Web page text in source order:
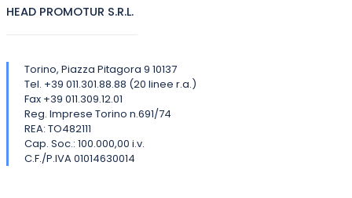
HEAD PROMOTUR S.R.L.
Torino, Piazza Pitagora 9 10137
Tel. +39 011.301.88.88 (20 linee r.a.)
Fax +39 011.309.12.01
Reg. Imprese Torino n.691/74
REA: TO482111
Cap. Soc.: 100.000,00 i.v.
C.F./P.IVA 01014630014